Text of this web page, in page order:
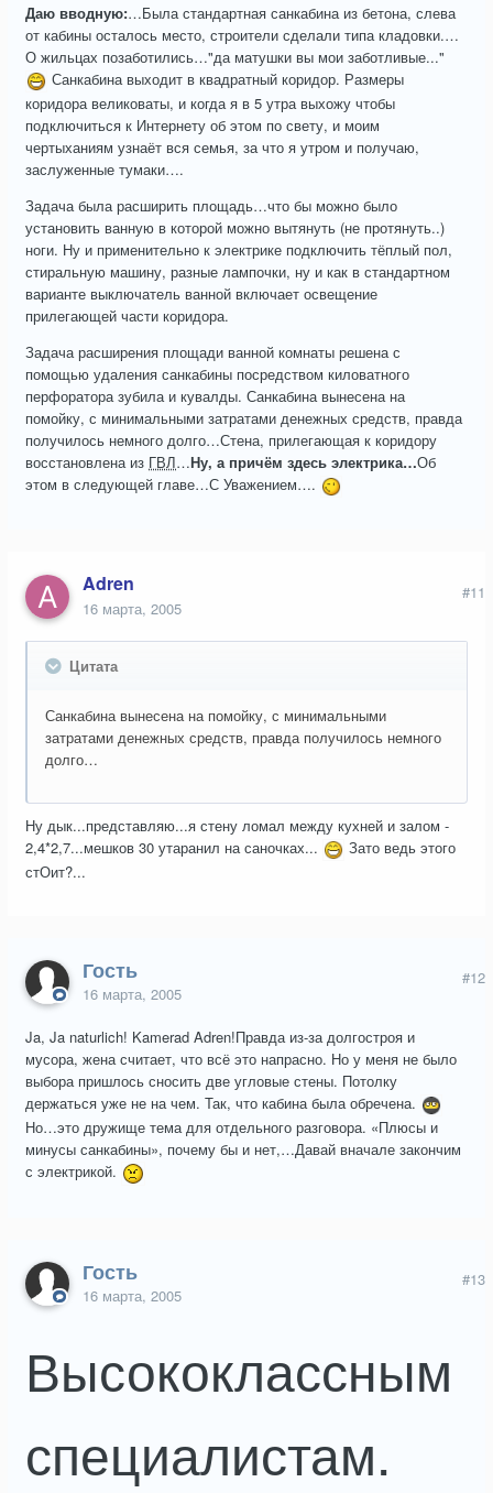
Даю вводную:…Была стандартная санкабина из бетона, слева
от кабины осталось место, строители сделали типа кладовки.…
О жильцах позаботились…"да матушки вы мои заботливые..."
Санкабина выходит в квадратный коридор. Размеры
коридора великоваты, и когда я в 5 утра выхожу чтобы
подключиться к Интернету об этом по свету, и моим
чертыханиям узнаёт вся семья, за что я утром и получаю,
заслуженные тумаки….
Задача была расширить площадь…что бы можно было
установить ванную в которой можно вытянуть (не протянуть..)
ноги. Ну и применительно к электрике подключить тёплый пол,
стиральную машину, разные лампочки, ну и как в стандартном
варианте выключатель ванной включает освещение
прилегающей части коридора.
Задача расширения площади ванной комнаты решена с
помощью удаления санкабины посредством киловатного
перфоратора зубила и кувалды. Санкабина вынесена на
помойку, с минимальными затратами денежных средств, правда
получилось немного долго…Стена, прилегающая к коридору
восстановлена из ГВЛ…Ну, а причём здесь электрика…Об
этом в следующей главе…С Уважением….
Adren
16 марта, 2005
#11
Цитата
Санкабина вынесена на помойку, с минимальными
затратами денежных средств, правда получилось немного
долго…
Ну дык...представляю...я стену ломал между кухней и залом -
2,4*2,7...мешков 30 утаранил на саночках...
Зато ведь этого
стОит?...
Гость
16 марта, 2005
#12
Ja, Ja naturlich! Kamerad Adren!Правда из-за долгостроя и
мусора, жена считает, что всё это напрасно. Но у меня не было
выбора пришлось сносить две угловые стены. Потолку
держаться уже не на чем. Так, что кабина была обречена.
Но…это дружище тема для отдельного разговора. «Плюсы и
минусы санкабины», почему бы и нет,…Давай вначале закончим
с электрикой.
Гость
16 марта, 2005
#13
Высококлассным
специалистам.